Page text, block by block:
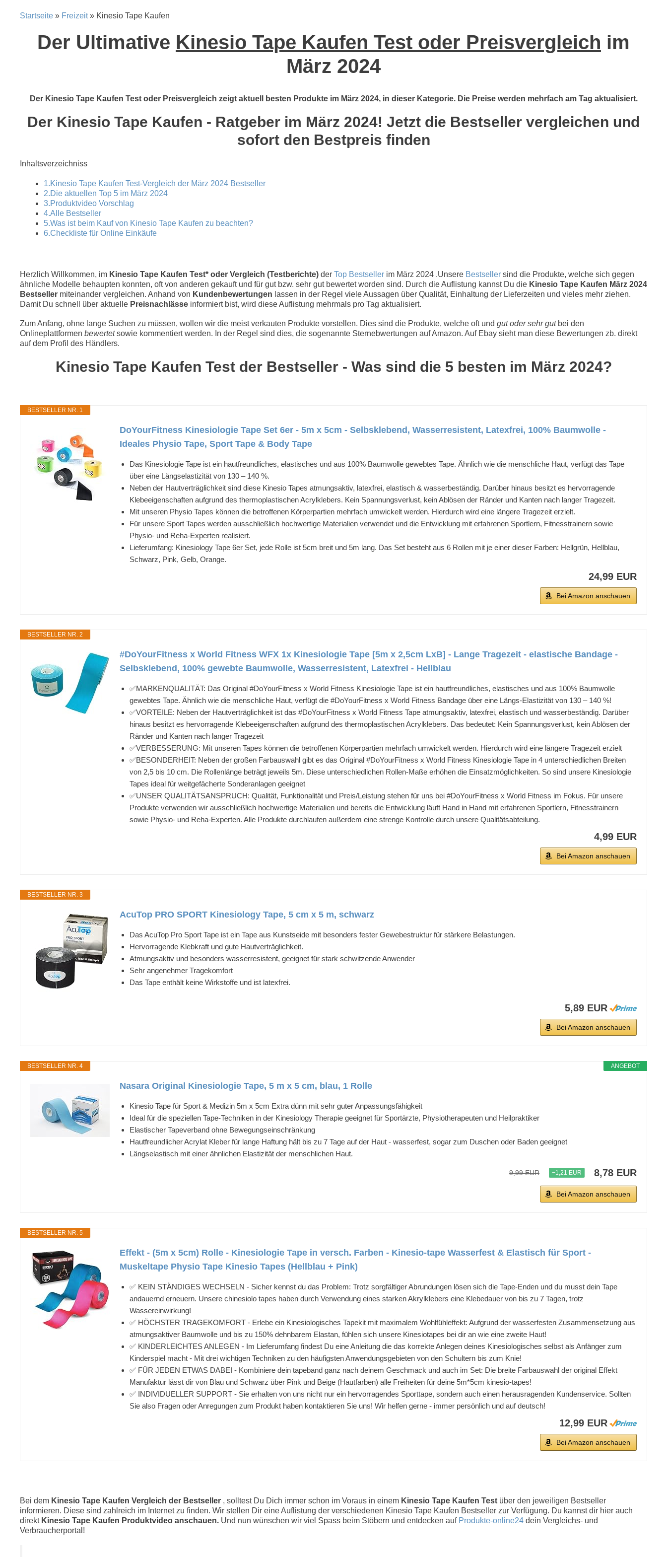
Startseite » Freizeit» Kinesio Tape Kaufen
Der Ultimative Kinesio Tape Kaufen Test oder Preisvergleich im
März 2024
Der Kinesio Tape Kaufen Test oder Preisvergleich zeigt aktuell besten Produkte im März 2024, in dieser Kategorie. Die Preise werden mehrfach am Tag aktualisiert.
Der Kinesio Tape Kaufen - Ratgeber im März 2024! Jetzt die Bestseller vergleichen und
sofort den Bestpreis finden
Inhaltsverzeichniss
1.Kinesio Tape Kaufen Test-Vergleich der März 2024 Bestseller
2.Die aktuellen Top 5 im März 2024
3.Produktvideo Vorschlag
4.Alle Bestseller
5.Was ist beim Kauf von Kinesio Tape Kaufen zu beachten?
6.Checkliste für Online Einkäufe
Herzlich Willkommen, im Kinesio Tape Kaufen Test* oder Vergleich (Testberichte) der Top Bestseller im März 2024 .Unsere Bestseller sind die Produkte, welche sich gegen
ähnliche Modelle behaupten konnten, oft von anderen gekauft und für gut bzw. sehr gut bewertet worden sind. Durch die Auflistung kannst Du die Kinesio Tape Kaufen März 2024
Bestseller miteinander vergleichen. Anhand von Kundenbewertungen lassen in der Regel viele Aussagen über Qualität, Einhaltung der Lieferzeiten und vieles mehr ziehen.
Damit Du schnell über aktuelle Preisnachlässe informiert bist, wird diese Auflistung mehrmals pro Tag aktualisiert.
Zum Anfang, ohne lange Suchen zu müssen, wollen wir die meist verkauten Produkte vorstellen. Dies sind die Produkte, welche oft und gut oder sehr gutbei den
Onlineplattformen bewertetsowie kommentiert werden. In der Regel sind dies, die sogenannte Sternebwertungen auf Amazon. Auf Ebay sieht man diese Bewertungen zb. direkt
auf dem Profil des Händlers.
Kinesio Tape Kaufen Test der Bestseller - Was sind die 5 besten im März 2024?
BESTSELLER NR. 1
DoYourFitness Kinesiologie Tape Set 6er - 5m x 5cm - Selbsklebend, Wasserresistent, Latexfrei, 100% Baumwolle -
Ideales Physio Tape, Sport Tape & Body Tape
Das Kinesiologie Tape ist ein hautfreundliches, elastisches und aus 100% Baumwolle gewebtes Tape. Ähnlich wie die menschliche Haut, verfügt das Tape
über eine Längselastizität von 130 – 140 %.
Neben der Hautverträglichkeit sind diese Kinesio Tapes atmungsaktiv, latexfrei, elastisch & wasserbeständig. Darüber hinaus besitzt es hervorragende
Klebeeigenschaften aufgrund des thermoplastischen Acrylklebers. Kein Spannungsverlust, kein Ablösen der Ränder und Kanten nach langer Tragezeit.
Mit unseren Physio Tapes können die betroffenen Körperpartien mehrfach umwickelt werden. Hierdurch wird eine längere Tragezeit erzielt.
Für unsere Sport Tapes werden ausschließlich hochwertige Materialien verwendet und die Entwicklung mit erfahrenen Sportlern, Fitnesstrainern sowie
Physio- und Reha-Experten realisiert.
Lieferumfang: Kinesiology Tape 6er Set, jede Rolle ist 5cm breit und 5m lang. Das Set besteht aus 6 Rollen mit je einer dieser Farben: Hellgrün, Hellblau,
Schwarz, Pink, Gelb, Orange.
24,99 EUR
Bei Amazon anschauen
BESTSELLER NR. 2
#DoYourFitness x World Fitness WFX 1x Kinesiologie Tape [5m x 2,5cm LxB] - Lange Tragezeit - elastische Bandage -
Selbsklebend, 100% gewebte Baumwolle, Wasserresistent, Latexfrei - Hellblau
✅MARKENQUALITÄT: Das Original #DoYourFitness x World Fitness Kinesiologie Tape ist ein hautfreundliches, elastisches und aus 100% Baumwolle
gewebtes Tape. Ähnlich wie die menschliche Haut, verfügt die #DoYourFitness x World Fitness Bandage über eine Längs-Elastizität von 130 – 140 %!
✅VORTEILE: Neben der Hautverträglichkeit ist das #DoYourFitness x World Fitness Tape atmungsaktiv, latexfrei, elastisch und wasserbeständig. Darüber
hinaus besitzt es hervorragende Klebeeigenschaften aufgrund des thermoplastischen Acrylklebers. Das bedeutet: Kein Spannungsverlust, kein Ablösen der
Ränder und Kanten nach langer Tragezeit
✅VERBESSERUNG: Mit unseren Tapes können die betroffenen Körperpartien mehrfach umwickelt werden. Hierdurch wird eine längere Tragezeit erzielt
✅BESONDERHEIT: Neben der großen Farbauswahl gibt es das Original #DoYourFitness x World Fitness Kinesiologie Tape in 4 unterschiedlichen Breiten
von 2,5 bis 10 cm. Die Rollenlänge beträgt jeweils 5m. Diese unterschiedlichen Rollen-Maße erhöhen die Einsatzmöglichkeiten. So sind unsere Kinesiologie
Tapes ideal für weitgefächerte Sonderanlagen geeignet
✅UNSER QUALITÄTSANSPRUCH: Qualität, Funktionalität und Preis/Leistung stehen für uns bei #DoYourFitness x World Fitness im Fokus. Für unsere
Produkte verwenden wir ausschließlich hochwertige Materialien und bereits die Entwicklung läuft Hand in Hand mit erfahrenen Sportlern, Fitnesstrainern
sowie Physio- und Reha-Experten. Alle Produkte durchlaufen außerdem eine strenge Kontrolle durch unsere Qualitätsabteilung.
4,99 EUR
Bei Amazon anschauen
BESTSELLER NR. 3
AcuTop PRO SPORT Kinesiology Tape, 5 cm x 5 m, schwarz
Das AcuTop Pro Sport Tape ist ein Tape aus Kunstseide mit besonders fester Gewebestruktur für stärkere Belastungen.
Hervorragende Klebkraft und gute Hautverträglichkeit.
Atmungsaktiv und besonders wasserresistent, geeignet für stark schwitzende Anwender
Sehr angenehmer Tragekomfort
Das Tape enthält keine Wirkstoffe und ist latexfrei.
5,89 EUR
Bei Amazon anschauen
ANGEBOT
BESTSELLER NR. 4
Nasara Original Kinesiologie Tape, 5 m x 5 cm, blau, 1 Rolle
Kinesio Tape für Sport & Medizin 5m x 5cm Extra dünn mit sehr guter Anpassungsfähigkeit
Ideal für die speziellen Tape-Techniken in der Kinesiology Therapie geeignet für Sportärzte, Physiotherapeuten und Heilpraktiker
Elastischer Tapeverband ohne Bewegungseinschränkung
Hautfreundlicher Acrylat Kleber für lange Haftung hält bis zu 7 Tage auf der Haut - wasserfest, sogar zum Duschen oder Baden geeignet
Längselastisch mit einer ähnlichen Elastizität der menschlichen Haut.
9,99 EUR −1,21 EUR 8,78 EUR
Bei Amazon anschauen
BESTSELLER NR. 5
Effekt - (5m x 5cm) Rolle - Kinesiologie Tape in versch. Farben - Kinesio-tape Wasserfest & Elastisch für Sport -
Muskeltape Physio Tape Kinesio Tapes (Hellblau + Pink)
✅ KEIN STÄNDIGES WECHSELN - Sicher kennst du das Problem: Trotz sorgfältiger Abrundungen lösen sich die Tape-Enden und du musst dein Tape
andauernd erneuern. Unsere chinesiolo tapes haben durch Verwendung eines starken Akrylklebers eine Klebedauer von bis zu 7 Tagen, trotz
Wassereinwirkung!
✅ HÖCHSTER TRAGEKOMFORT - Erlebe ein Kinesiologisches Tapekit mit maximalem Wohlfühleffekt: Aufgrund der wasserfesten Zusammensetzung aus
atmungsaktiver Baumwolle und bis zu 150% dehnbarem Elastan, fühlen sich unsere Kinesiotapes bei dir an wie eine zweite Haut!
✅ KINDERLEICHTES ANLEGEN - Im Lieferumfang findest Du eine Anleitung die das korrekte Anlegen deines Kinesiologisches selbst als Anfänger zum
Kinderspiel macht - Mit drei wichtigen Techniken zu den häufigsten Anwendungsgebieten von den Schultern bis zum Knie!
✅ FÜR JEDEN ETWAS DABEI - Kombiniere dein tapeband ganz nach deinem Geschmack und auch im Set: Die breite Farbauswahl der original Effekt
Manufaktur lässt dir von Blau und Schwarz über Pink und Beige (Hautfarben) alle Freiheiten für deine 5m*5cm kinesio-tapes!
✅ INDIVIDUELLER SUPPORT - Sie erhalten von uns nicht nur ein hervorragendes Sporttape, sondern auch einen herausragenden Kundenservice. Sollten
Sie also Fragen oder Anregungen zum Produkt haben kontaktieren Sie uns! Wir helfen gerne - immer persönlich und auf deutsch!
12,99 EUR
Bei Amazon anschauen
Bei dem Kinesio Tape Kaufen Vergleich der Bestseller , solltest Du Dich immer schon im Voraus in einem Kinesio Tape Kaufen Test über den jeweiligen Bestseller
informieren. Diese sind zahlreich im Internet zu finden. Wir stellen Dir eine Auflistung der verschiedenen Kinesio Tape Kaufen Bestseller zur Verfügung. Du kannst dir hier auch
direkt Kinesio Tape Kaufen Produktvideo anschauen. Und nun wünschen wir viel Spass beim Stöbern und entdecken auf Produkte-online24 dein Vergleichs- und
Verbraucherportal!